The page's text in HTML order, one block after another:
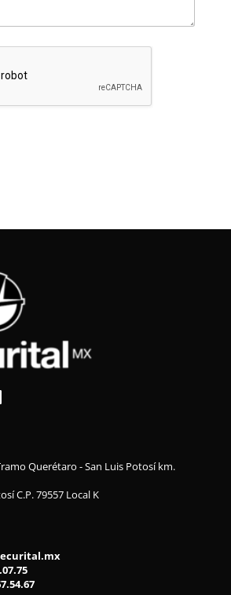
en Linkedin
Querétaro - San Luis Potosí km.
C.P. 79557 Local K